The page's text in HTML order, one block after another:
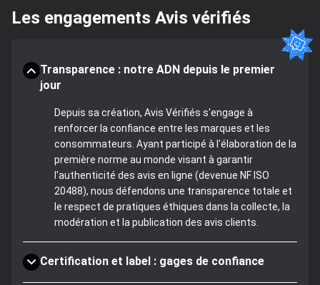
Les engagements Avis vérifiés
Transparence : notre ADN depuis le premier
jour
Depuis sa création, Avis Vérifiés s'engage à
renforcer la confiance entre les marques et les
consommateurs. Ayant participé à l'élaboration de la
première norme au monde visant à garantir
l'authenticité des avis en ligne (devenue NF ISO
20488), nous défendons une transparence totale et
le respect de pratiques éthiques dans la collecte, la
modération et la publication des avis clients.
Certification et label : gages de confiance